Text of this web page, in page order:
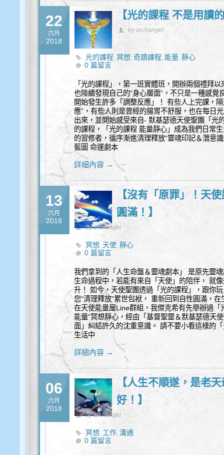
22
六月
2018
【光的課程 不是用讀
by archangel
光的課程,冥想,奇蹟課程, 能量,靜心
0 篇留言
「光的課程」，第一班實體班，開辦兩個禮拜
也陸續發現自己的“身心層面”，不只是一種感覺
開始發生許多「調整反應」！ 有些人上完課，
應”，有些人則是曾經的腸胃不舒服，也在每日
出來，並開始感受來自- 默基瑟德天使聖團「光
的課程，「光的課程 能量靜心」成為我們日常
的習修者，循序漸進清理釋放“靈魂印記＆潛意
藍圖 命運劇本
詳細內容 →
13
六月
2018
【沒有「原罪」！天
圓滿！】
by archangel
冥想, 天使,靜心
0 篇留言
我們拿到的「人生命盤＆靈魂劇本」 是原先靈
生命過程中，若能有來自「天使」的陪伴， 就
升！ 如今，天使聖團透過「光的課程」，跟你
您“清理釋放”累世包袱， 重新回到自性圓滿，
在天使能量屋Line群組，我傑克希有先舉辦過
能量”冥想靜心，經由「基督聖靈＆默基瑟德天
面」糾結許久的沈重意識。 請不要小看這樣的
生活中
詳細內容 →
06
六月
2018
【人生不順遂，是老
好！】
by archangel
冥想, 工作,溝通
0 篇留言